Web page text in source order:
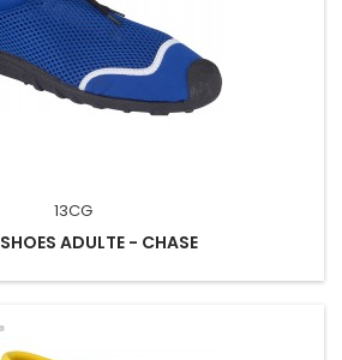
13CG
ADULTE - CHASE